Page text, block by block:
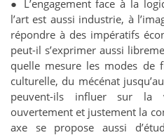
● L’engagement face à la
l’art est aussi industrie, à
répondre à des impératifs
peut-il s’exprimer aussi
quelle mesure les modes de
culturelle, du mécénat
peuvent-ils influer sur la
ouvertement et justement la
axe se propose aussi